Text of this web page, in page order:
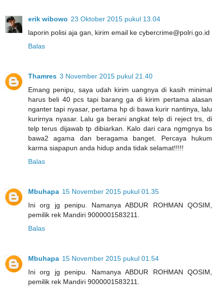
erik wibowo 23 Oktober 2015 pukul 13.04
laporin polisi aja gan, kirim email ke cybercrime@polri.go.id
Balas
Thamres 3 November 2015 pukul 21.40
Emang penipu, saya udah kirim uangnya di kasih minimal
harus beli 40 pcs tapi barang ga di kirim pertama alasan
nganter tapi nyasar, pertama hp di bawa kurir nantinya, lalu
kurirnya nyasar. Lalu ga berani angkat telp di reject trs, di
telp terus dijawab tp dibiarkan. Kalo dari cara ngmgnya bs
bawa2 agama dan beragama banget. Percaya hukum
karma siapapun anda hidup anda tidak selamat!!!!!
Balas
Mbuhapa 15 November 2015 pukul 01.35
Ini org jg penipu. Namanya ABDUR ROHMAN QOSIM,
pemilik rek Mandiri 9000001583211.
Balas
Mbuhapa 15 November 2015 pukul 01.54
Ini org jg penipu. Namanya ABDUR ROHMAN QOSIM,
pemilik rek Mandiri 9000001583211.